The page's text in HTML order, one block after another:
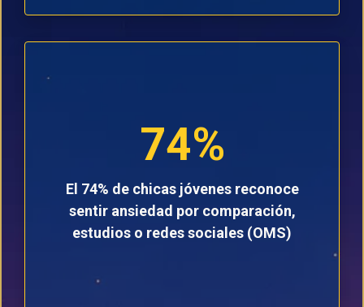
74%
El 74% de chicas jóvenesreconoce
sentir ansiedad por comparación,
estudios o redes sociales (OMS)